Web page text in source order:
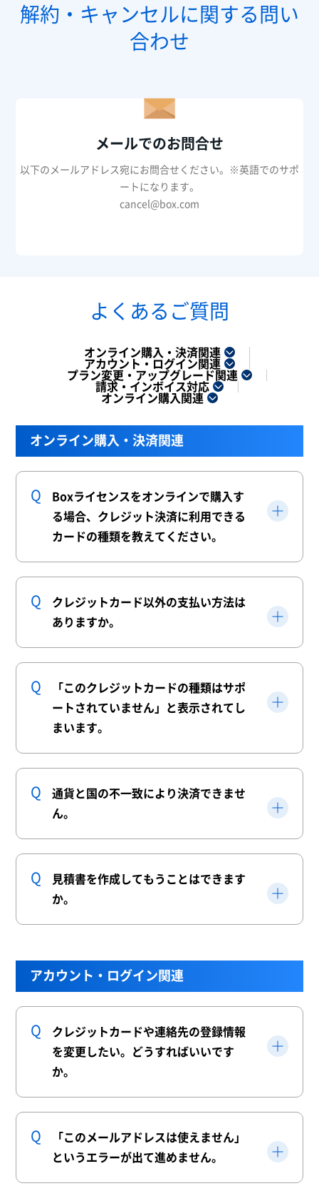
解約・キャンセルに関する問い
合わせ
メールでのお問合せ
以下のメールアドレス宛にお問合せください。※英語でのサポ
ートになります。
cancel@box.com
よくあるご質問
オンライン購入・決済関連
アカウント・ログイン関連
プラン変更・アップグレード関連
請求・インボイス対応
オンライン購入関連
オンライン購入・決済関連
Boxライセンスをオンラインで購入す
る場合、クレジット決済に利用できる
カードの種類を教えてください。
クレジットカード以外の支払い方法は
ありますか。
「このクレジットカードの種類はサポ
ートされていません」と表示されてし
まいます。
通貨と国の不一致により決済できませ
ん。
見積書を作成してもうことはできます
か。
アカウント・ログイン関連
クレジットカードや連絡先の登録情報
を変更したい。どうすればいいです
か。
「このメールアドレスは使えません」
というエラーが出て進めません。